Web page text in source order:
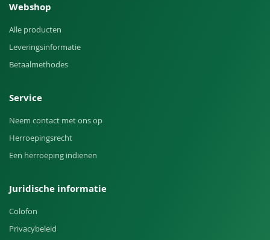
Webshop
Alle producten
Leveringsinformatie
Betaalmethodes
Service
Neem contact met ons op
Herroepingsrecht
Een herroeping indienen
Juridische informatie
Colofon
Privacybeleid